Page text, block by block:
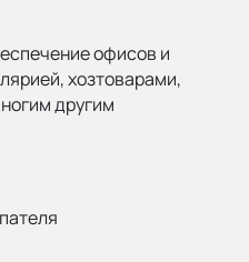
офисов и
хозтоварами,
другим